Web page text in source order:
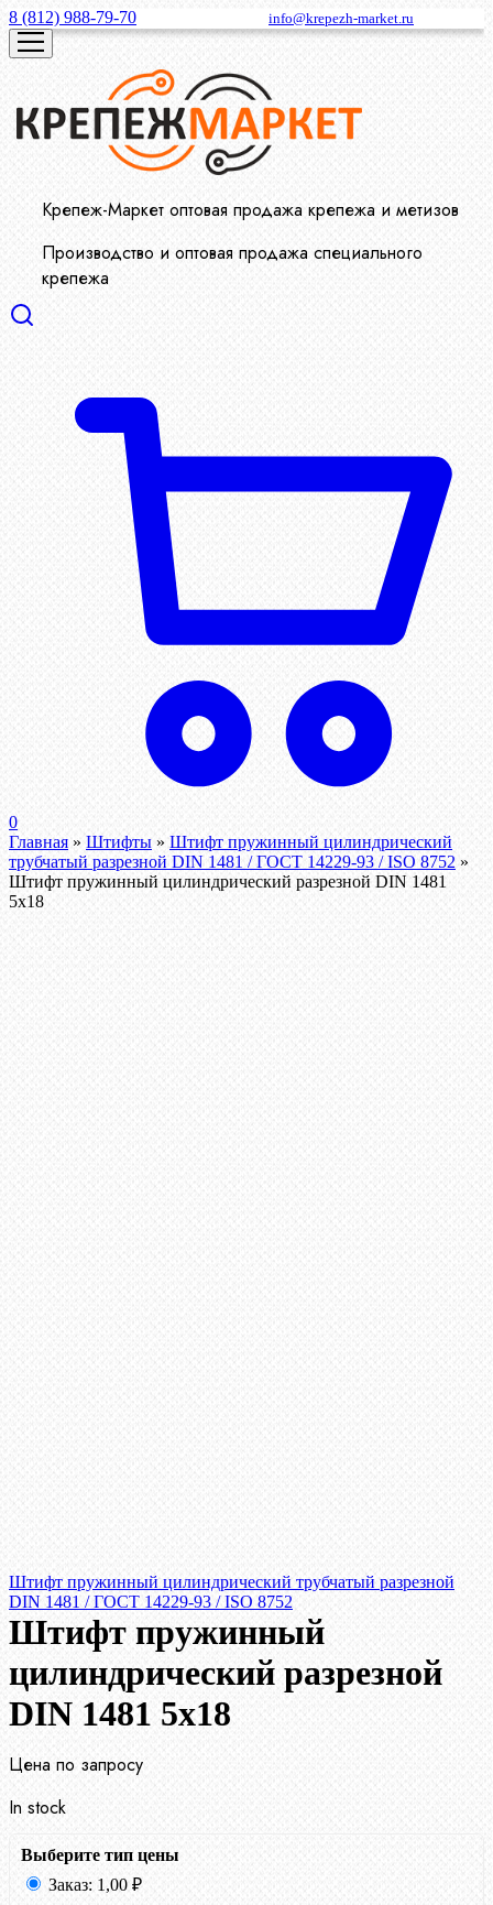
8 (812) 988-79-70 info@krepezh-market.ru
Крепеж-Маркет оптовая продажа крепежа и метизов
Производство и оптовая продажа специального
крепежа
0
Главная » Штифты » Штифт пружинный цилиндрический
трубчатый разрезной DIN 1481 / ГОСТ 14229-93 / ISO 8752 »
Штифт пружинный цилиндрический разрезной DIN 1481
5х18
Штифт пружинный цилиндрический трубчатый разрезной
DIN 1481 / ГОСТ 14229-93 / ISO 8752
Штифт пружинный
цилиндрический разрезной
DIN 1481 5х18
Цена по запросу
In stock
Выберите тип цены
Заказ: 1,00 ₽